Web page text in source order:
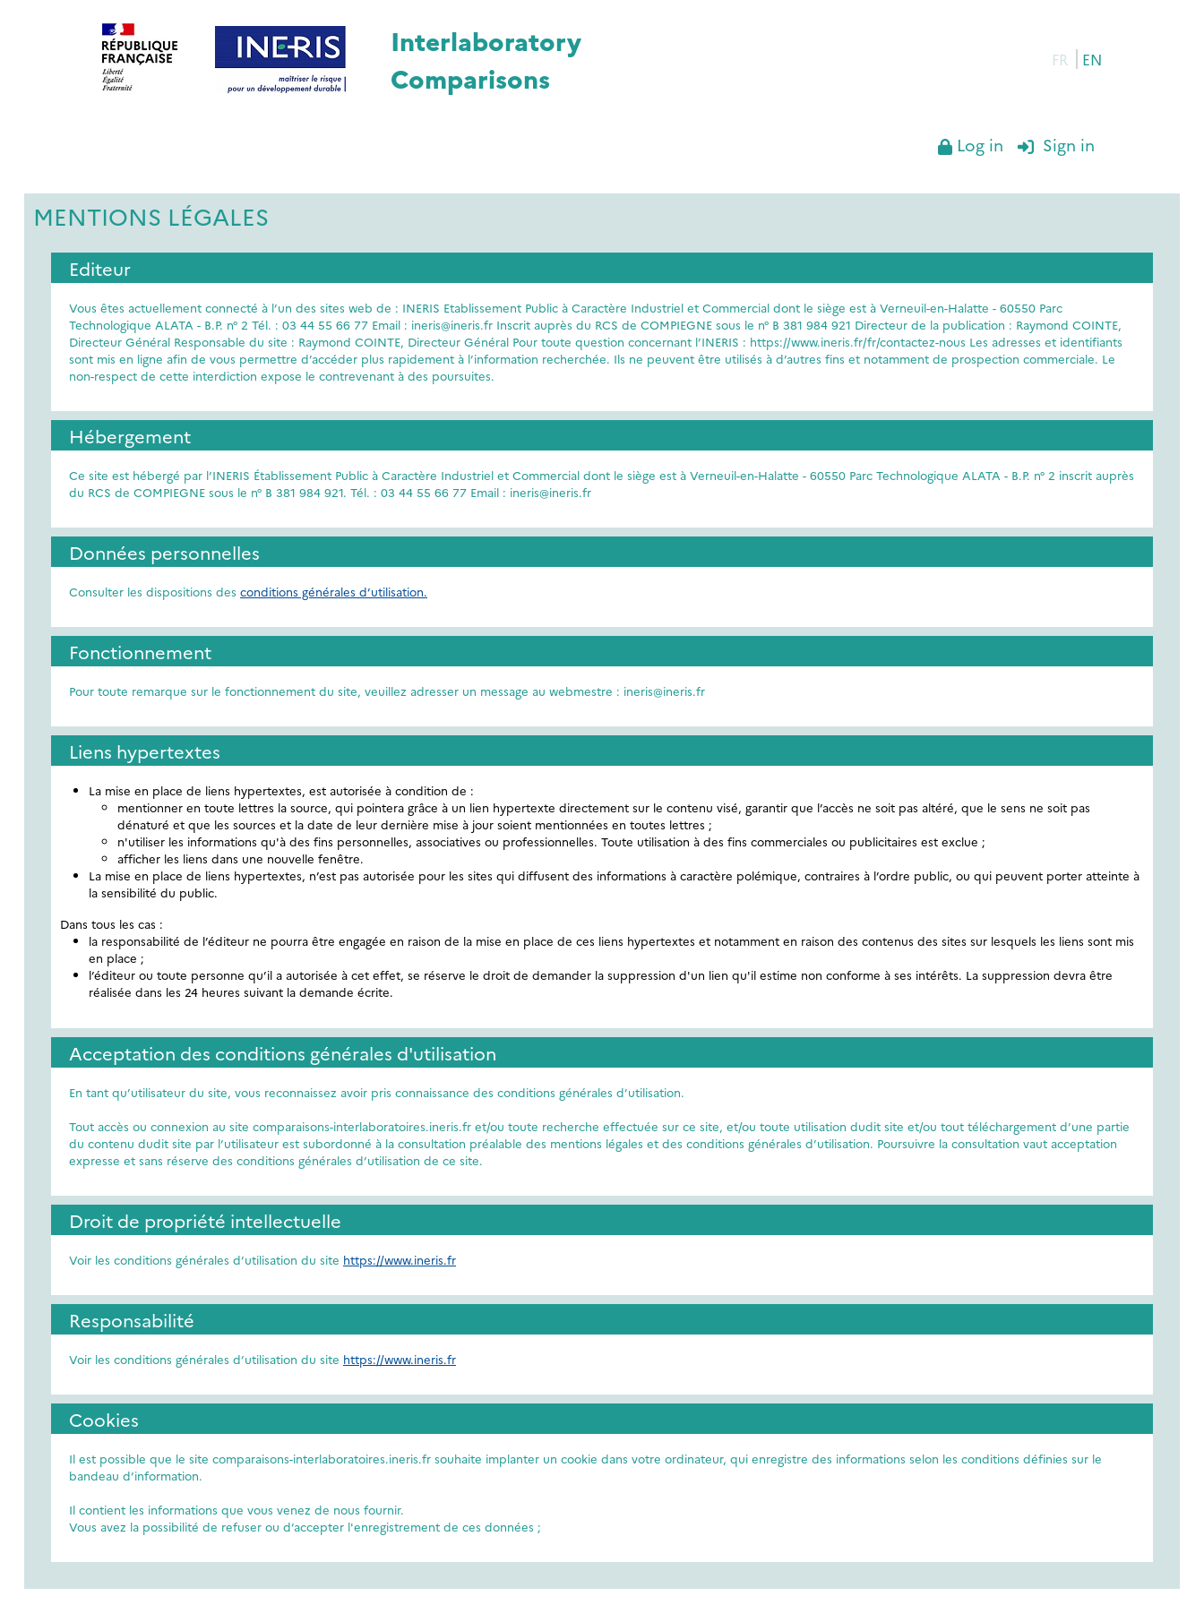
Interlaboratory
Comparisons
FR EN
Log in Sign in
MENTIONS LÉGALES
Editeur
Vous êtes actuellement connecté à l’un des sites web de : INERIS Etablissement Public à Caractère Industriel et Commercial dont le siège est à Verneuil-en-Halatte - 60550 Parc
Technologique ALATA - B.P. n° 2 Tél. : 03 44 55 66 77 Email : ineris@ineris.fr Inscrit auprès du RCS de COMPIEGNE sous le n° B 381 984 921 Directeur de la publication : Raymond COINTE,
Directeur Général Responsable du site : Raymond COINTE, Directeur Général Pour toute question concernant l’INERIS : https://www.ineris.fr/fr/contactez-nous Les adresses et identifiants
sont mis en ligne afin de vous permettre d’accéder plus rapidement à l’information recherchée. Ils ne peuvent être utilisés à d’autres fins et notamment de prospection commerciale. Le
non-respect de cette interdiction expose le contrevenant à des poursuites.
Hébergement
Ce site est hébergé par l’INERIS Établissement Public à Caractère Industriel et Commercial dont le siège est à Verneuil-en-Halatte - 60550 Parc Technologique ALATA - B.P. n° 2 inscrit auprès
du RCS de COMPIEGNE sous le n° B 381 984 921. Tél. : 03 44 55 66 77 Email : ineris@ineris.fr
Données personnelles
Consulter les dispositions des conditions générales d’utilisation.
Fonctionnement
Pour toute remarque sur le fonctionnement du site, veuillez adresser un message au webmestre : ineris@ineris.fr
Liens hypertextes
La mise en place de liens hypertextes, est autorisée à condition de :
mentionner en toute lettres la source, qui pointera grâce à un lien hypertexte directement sur le contenu visé, garantir que l’accès ne soit pas altéré, que le sens ne soit pas
dénaturé et que les sources et la date de leur dernière mise à jour soient mentionnées en toutes lettres ;
n'utiliser les informations qu'à des fins personnelles, associatives ou professionnelles. Toute utilisation à des fins commerciales ou publicitaires est exclue ;
afficher les liens dans une nouvelle fenêtre.
La mise en place de liens hypertextes, n’est pas autorisée pour les sites qui diffusent des informations à caractère polémique, contraires à l’ordre public, ou qui peuvent porter atteinte à
la sensibilité du public.
Dans tous les cas :
la responsabilité de l’éditeur ne pourra être engagée en raison de la mise en place de ces liens hypertextes et notamment en raison des contenus des sites sur lesquels les liens sont mis
en place ;
l’éditeur ou toute personne qu’il a autorisée à cet effet, se réserve le droit de demander la suppression d'un lien qu'il estime non conforme à ses intérêts. La suppression devra être
réalisée dans les 24 heures suivant la demande écrite.
Acceptation des conditions générales d'utilisation
En tant qu’utilisateur du site, vous reconnaissez avoir pris connaissance des conditions générales d’utilisation.
Tout accès ou connexion au site comparaisons-interlaboratoires.ineris.fr et/ou toute recherche effectuée sur ce site, et/ou toute utilisation dudit site et/ou tout téléchargement d’une partie
du contenu dudit site par l’utilisateur est subordonné à la consultation préalable des mentions légales et des conditions générales d’utilisation. Poursuivre la consultation vaut acceptation
expresse et sans réserve des conditions générales d’utilisation de ce site.
Droit de propriété intellectuelle
Voir les conditions générales d’utilisation du site https://www.ineris.fr
Responsabilité
Voir les conditions générales d’utilisation du site https://www.ineris.fr
Cookies
Il est possible que le site comparaisons-interlaboratoires.ineris.fr souhaite implanter un cookie dans votre ordinateur, qui enregistre des informations selon les conditions définies sur le
bandeau d’information.
Il contient les informations que vous venez de nous fournir.
Vous avez la possibilité de refuser ou d’accepter l'enregistrement de ces données ;